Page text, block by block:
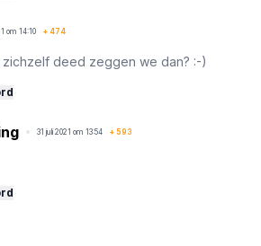
om 14:10 + 474
zichzelf deed zeggen we dan? :-)
31 juli 2021 om 13:54 + 593